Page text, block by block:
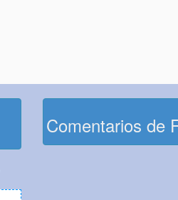
Comentarios de